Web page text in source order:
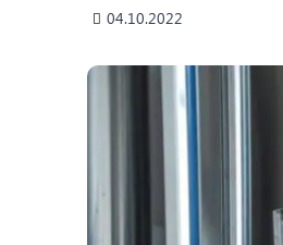
04.10.2022